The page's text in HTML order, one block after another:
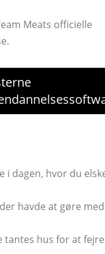
Meats officielle
i dagen, hvor du
havde at gøre
hus for at